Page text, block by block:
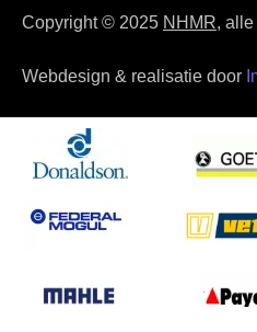
Copyright © 2025 NHMR,
Webdesign & realisatie door